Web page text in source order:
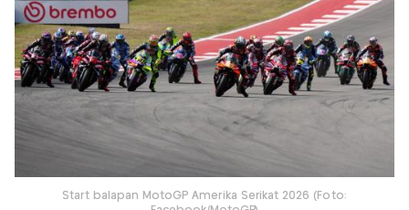
Start balapan MotoGP Amerika Serikat 2026 (Foto: